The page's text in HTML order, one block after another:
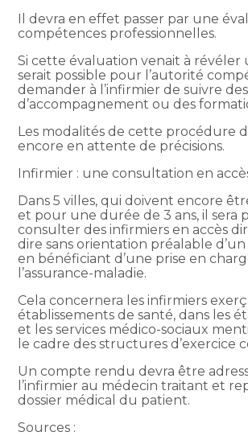
Il devra en effet passer par une
compétences professionnelles.
Si cette évaluation venait à révéler
serait possible pour l’autorité
demander à l’infirmier de suivre
d’accompagnement ou des
Les modalités de cette procédure
encore en attente de précisions.
Infirmier : une consultation en
Dans 5 villes, qui doivent encore
et pour une durée de 3 ans, il sera
consulter des infirmiers en accès
dire sans orientation préalable
en bénéficiant d’une prise en
l’assurance-maladie.
Cela concernera les infirmiers
établissements de santé, dans les
et les services médico-sociaux
le cadre des structures d’exercice
Un compte rendu devra être
l’infirmier au médecin traitant et
dossier médical du patient.
Sources :